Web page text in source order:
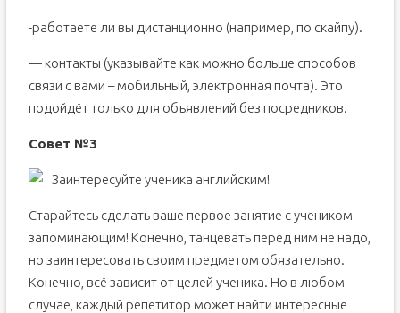
-работаете ли вы дистанционно (например, по скайпу).
— контакты (указывайте как можно больше способов
связи с вами – мобильный, электронная почта). Это
подойдёт только для объявлений без посредников.
Совет №3
Заинтересуйте ученика английским!
Старайтесь сделать ваше первое занятие с учеником —
запоминающим! Конечно, танцевать перед ним не надо,
но заинтересовать своим предметом обязательно.
Конечно, всё зависит от целей ученика. Но в любом
случае, каждый репетитор может найти интересные